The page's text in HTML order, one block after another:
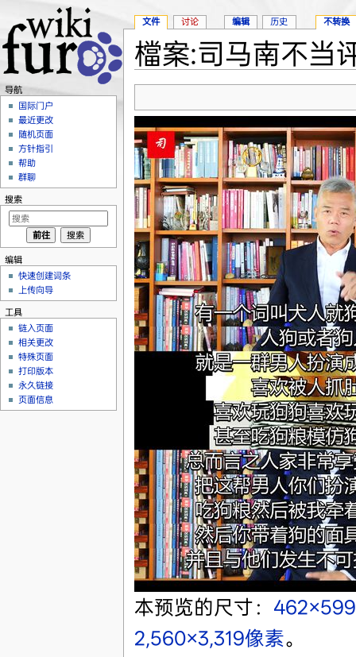
檔案:司马南不当
本预览的尺寸：
2,560×3,319像素。
文件 讨论 编辑 历史 不转换
导航
国际门户
最近更改
随机页面
方针指引
帮助
群聊
搜索
编辑
快速创建词条
上传向导
工具
链入页面
相关更改
特殊页面
打印版本
永久链接
页面信息